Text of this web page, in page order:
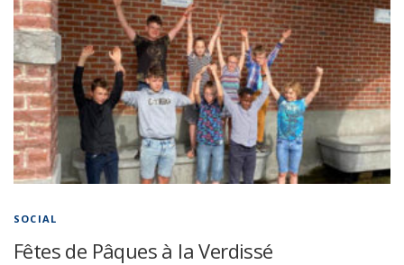
SOCIAL
Fêtes de Pâques à la Verdissé